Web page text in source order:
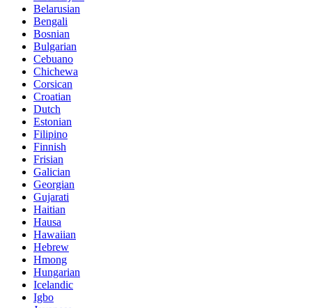
Belarusian
Bengali
Bosnian
Bulgarian
Cebuano
Chichewa
Corsican
Croatian
Dutch
Estonian
Filipino
Finnish
Frisian
Galician
Georgian
Gujarati
Haitian
Hausa
Hawaiian
Hebrew
Hmong
Hungarian
Icelandic
Igbo